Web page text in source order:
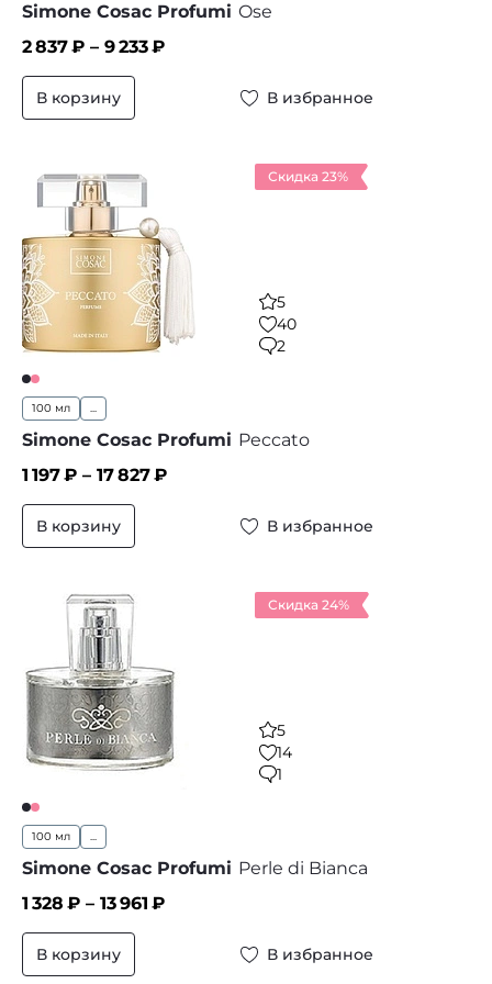
Simone Cosac Profumi Ose
2 837₽ – 9 233₽
В корзину В избранное
Скидка 23%
5
40
2
100 мл ...
Simone Cosac Profumi Peccato
1 197₽ – 17 827₽
В корзину В избранное
Скидка 24%
5
14
1
100 мл ...
Simone Cosac Profumi Perle di Bianca
1 328 ₽ – 13 961 ₽
В корзину В избранное